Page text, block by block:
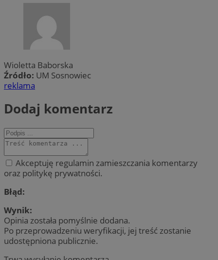
Wioletta Baborska
Źródło: UM Sosnowiec
reklama
Dodaj komentarz
Akceptuję regulamin zamieszczania komentarzy
oraz politykę prywatności.
Błąd:
Wynik:
Opinia została pomyślnie dodana.
Po przeprowadzeniu weryfikacji, jej treść zostanie
udostępniona publicznie.